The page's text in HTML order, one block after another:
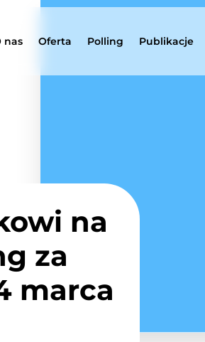
nas Oferta Polling Publikacje
na
za
marca